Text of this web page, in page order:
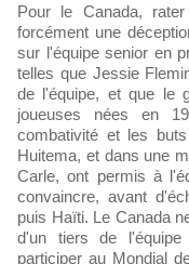
Pour le Canada,
forcément une
sur l'équipe senior en
telles que Jessie
de l'équipe, et que le
joueuses nées en
combativité et les
Huitema, et dans une
Carle, ont permis à
convaincre, avant
puis Haïti. Le Canada
d'un tiers de l'équipe
participer au Mondial